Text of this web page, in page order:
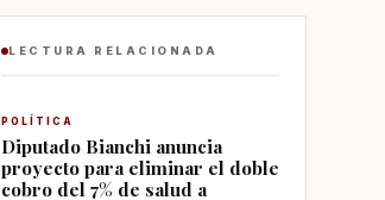
LECTURA RELACIONADA
POLÍTICA
Diputado Bianchi anuncia
proyecto para eliminar el doble
cobro del 7% de salud a